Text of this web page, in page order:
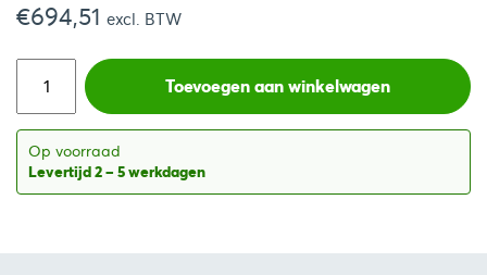
€694,51 excl. BTW
Toevoegen aan winkelwagen
Op voorraad
Levertijd 2 – 5 werkdagen